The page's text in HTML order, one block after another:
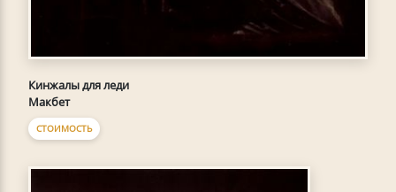
Кинжалы для леди
Макбет
СТОИМОСТЬ